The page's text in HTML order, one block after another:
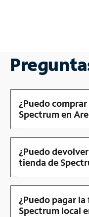
¿Puedo
Spectrum en
¿Puedo
tienda de
¿Puedo pagar
Spectrum local